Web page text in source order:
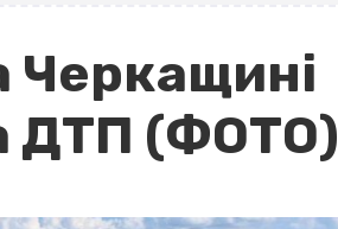
Черкащині
ДТП (ФОТО)